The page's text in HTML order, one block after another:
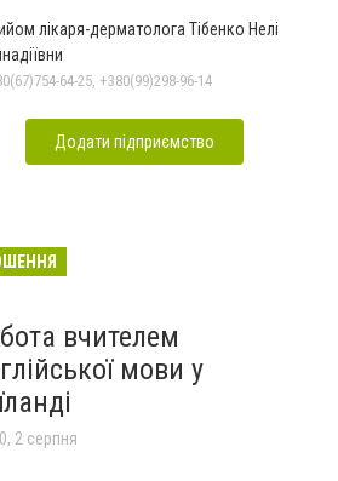
лікаря-дерматолога Тібенко Нелі
64-25, +380(99)298-96-14
Додати підприємство
вчителем
мови у
2 серпня